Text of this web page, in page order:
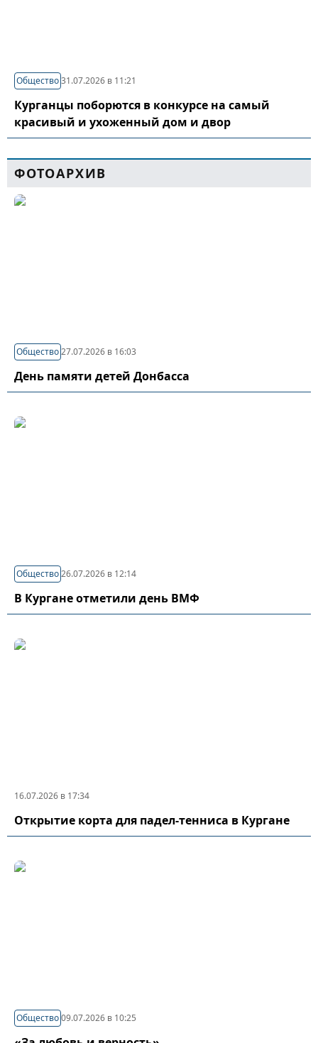
Общество31.07.2026 в 11:21
Курганцы поборются в конкурсе на самый
красивый и ухоженный дом и двор
ФОТОАРХИВ
Общество27.07.2026 в 16:03
День памяти детей Донбасса
Общество26.07.2026 в 12:14
В Кургане отметили день ВМФ
16.07.2026 в 17:34
Открытие корта для падел-тенниса в Кургане
Общество09.07.2026 в 10:25